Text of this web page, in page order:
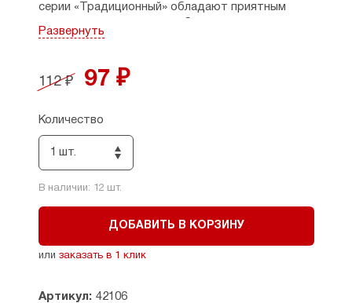
серии «Традиционный» обладают приятным
оттенком.
Развернуть
112 ₽ 97 ₽
Количество
1 шт.
В наличии: 12 шт.
ДОБАВИТЬ В КОРЗИНУ
или заказать в 1 клик
Артикул: 42106